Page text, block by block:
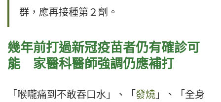
群，應再接種第２劑。
幾年前打過新冠疫苗者仍有確診可
能 家醫科醫師強調仍應補打
「喉嚨痛到不敢吞口水」、「 發燒 」、「全身